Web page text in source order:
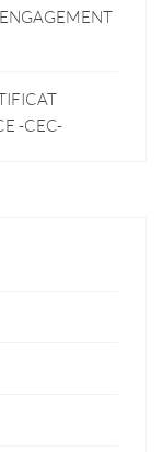
-CEC-